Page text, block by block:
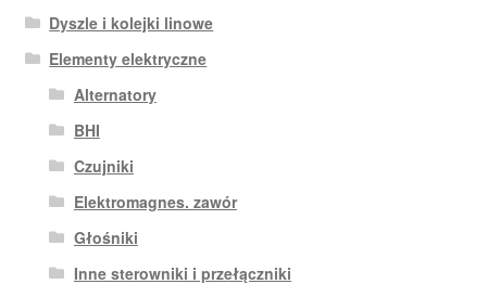
Dyszle i kolejki linowe
Elementy elektryczne
Alternatory
BHI
Czujniki
Elektromagnes. zawór
Głośniki
Inne sterowniki i przełączniki